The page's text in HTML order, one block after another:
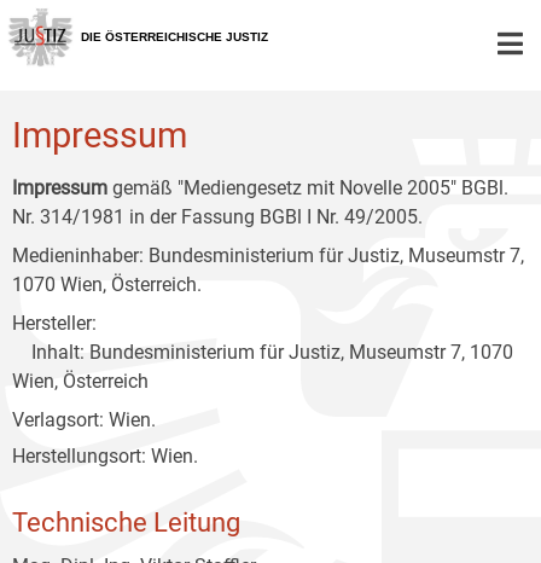
Zur
Hauptnavigation
[1]
Zum
Inhalt
[2]
Zum
Untermenü
[3]
DIE ÖSTERREICHISCHE JUSTIZ
Impressum
Impressum gemäß "Mediengesetz mit Novelle 2005" BGBl.
Nr. 314/1981 in der Fassung BGBl I Nr. 49/2005.
Medieninhaber: Bundesministerium für Justiz, Museumstr 7,
1070 Wien, Österreich.
Hersteller:
Inhalt: Bundesministerium für Justiz, Museumstr 7, 1070
Wien, Österreich
Verlagsort: Wien.
Herstellungsort: Wien.
Technische Leitung